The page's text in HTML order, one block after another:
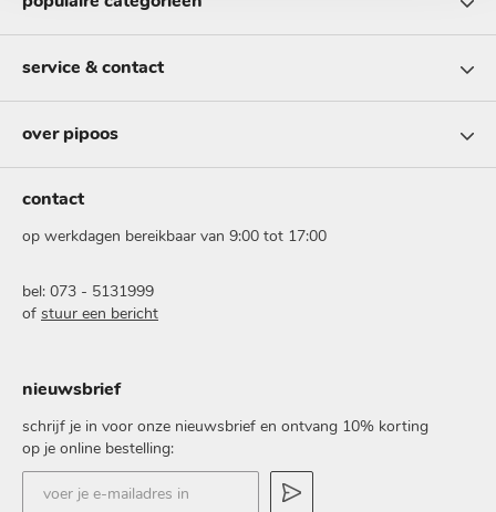
contact
op werkdagen bereikbaar van 9:00 tot 17:00
bel: 073 - 5131999
of stuur een bericht
nieuwsbrief
schrijf je in voor onze nieuwsbrief en ontvang 10% korting
op je online bestelling:
service & contact
over pipoos